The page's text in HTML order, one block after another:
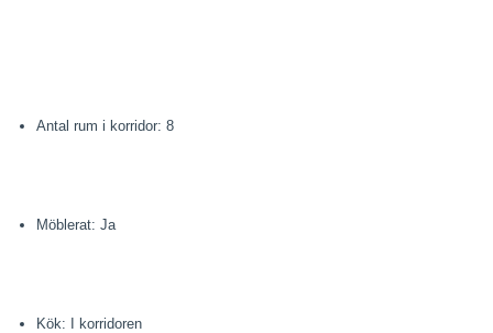
Antal rum i korridor: 8
Möblerat: Ja
Kök: I korridoren